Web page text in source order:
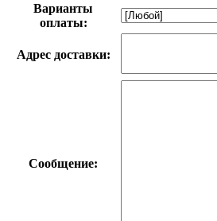
Варианты
оплаты:
Адрес доставки:
Сообщение: